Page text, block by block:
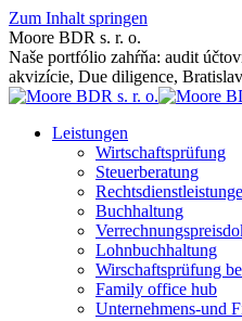
Zum Inhalt springen
Moore BDR s. r. o.
Naše portfólio zahŕňa: audit
akvizície, Due diligence,
Leistungen
Wirtschaftsprüfung
Steuerberatung
Buchhaltung
Lohnbuchhaltung
Wirschaftsprüfung
Family office hub
Unternehmens-und